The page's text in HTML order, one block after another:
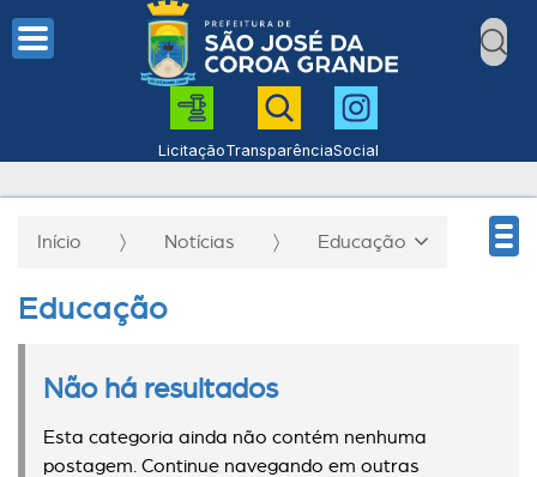
LicitaçãoTransparênciaSocial
Início Notícias Educação
Educação
Não há resultados
Esta categoria ainda não contém nenhuma
postagem. Continue navegando em outras